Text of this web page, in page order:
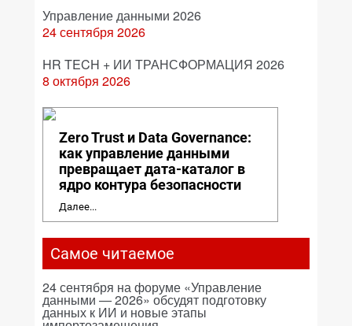
Управление данными 2026
24 сентября 2026
HR TECH + ИИ ТРАНСФОРМАЦИЯ 2026
8 октября 2026
Zero Trust и Data Governance:
как управление данными
превращает дата-каталог в
ядро контура безопасности
Далее...
Самое читаемое
24 сентября на форуме «Управление
данными — 2026» обсудят подготовку
данных к ИИ и новые этапы